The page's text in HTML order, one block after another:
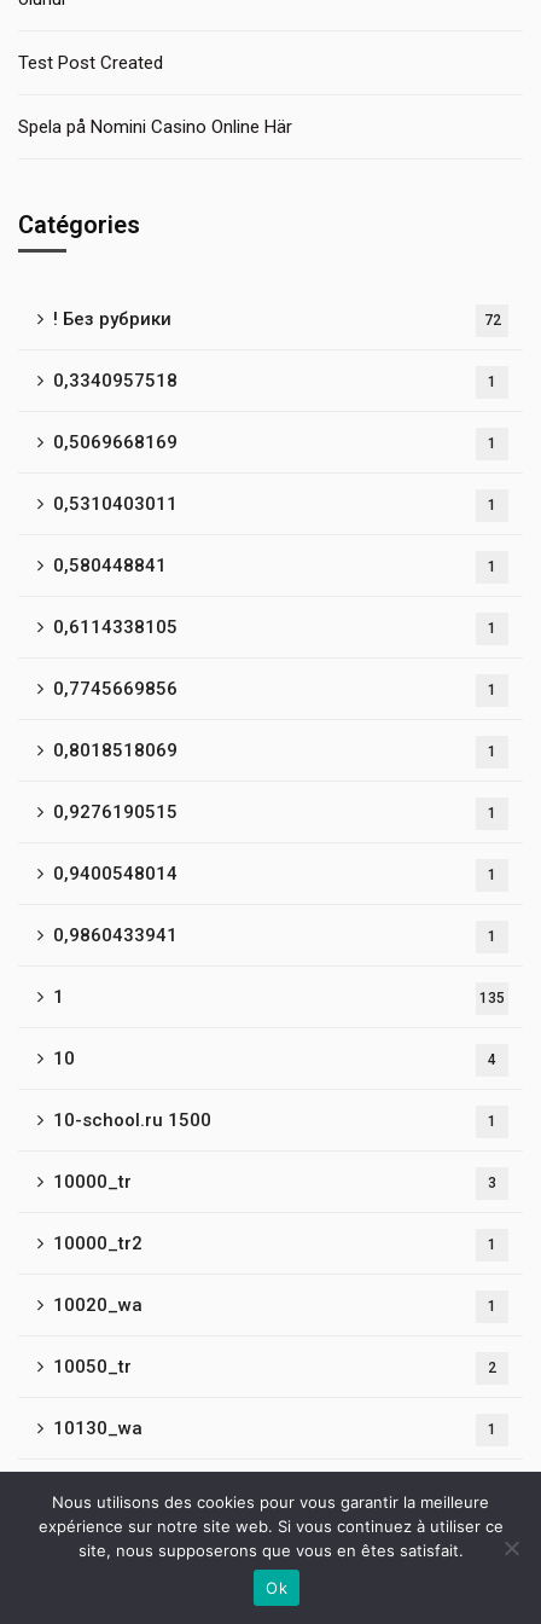
Test Post Created
Spela på Nomini Casino Online Här
Catégories
! Без рубрики 72
0,3340957518 1
0,5069668169 1
0,5310403011 1
0,580448841 1
0,6114338105 1
0,7745669856 1
0,8018518069 1
0,9276190515 1
0,9400548014 1
0,9860433941 1
1 135
10 4
10-school.ru 1500 1
10000_tr 3
10000_tr2 1
10020_wa 1
10050_tr 2
10130_wa 1
10156_wa
Nous utilisons des cookies pour vous garantir la meilleure
expérience sur notre site web. Si vous continuez à utiliser ce
site, nous supposerons que vous en êtes satisfait.
Ok